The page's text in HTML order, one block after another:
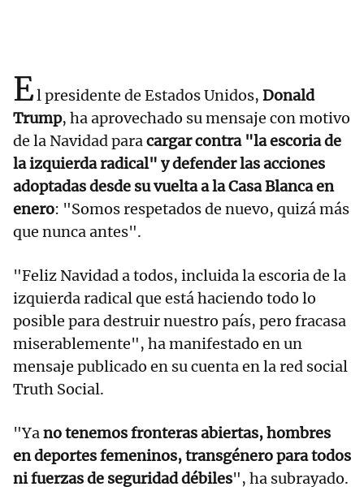
El presidente de Estados Unidos, Donald
Trump, ha aprovechado su mensaje con motivo
de la Navidad paracargar contra "la escoria de
la izquierda radical" y defender las acciones
adoptadas desde su vuelta a la Casa Blanca en
enero: "Somos respetados de nuevo, quizá más
que nunca antes".
"Feliz Navidad a todos, incluida la escoria de la
izquierda radical que está haciendo todo lo
posible para destruir nuestro país, pero fracasa
miserablemente", ha manifestado en un
mensaje publicado en su cuenta en la red social
Truth Social.
"Yano tenemos fronteras abiertas, hombres
en deportes femeninos, transgénero para todos
ni fuerzas de seguridad débiles", ha subrayado.